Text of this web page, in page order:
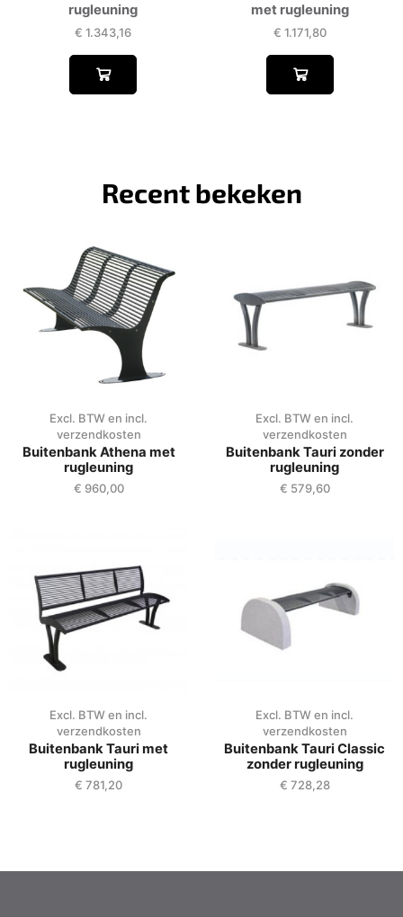
rugleuning
€ 1.343,16
met rugleuning
€ 1.171,80
Recent bekeken
Excl. BTW en incl.
verzendkosten
Buitenbank Athena met
rugleuning
€ 960,00
Excl. BTW en incl.
verzendkosten
Buitenbank Tauri zonder
rugleuning
€ 579,60
Excl. BTW en incl.
verzendkosten
Buitenbank Tauri met
rugleuning
€ 781,20
Excl. BTW en incl.
verzendkosten
Buitenbank Tauri Classic
zonder rugleuning
€ 728,28